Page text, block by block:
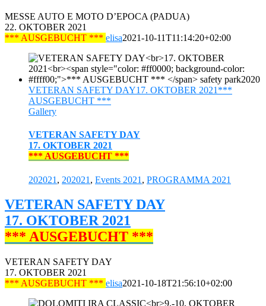
MESSE AUTO E MOTO D’EPOCA (PADUA)
22. OKTOBER 2021
*** AUSGEBUCHT *** elisa2021-10-11T11:14:20+02:00
VETERAN SAFETY DAY17. OKTOBER 2021***
AUSGEBUCHT ***
Gallery
VETERAN SAFETY DAY
17. OKTOBER 2021
*** AUSGEBUCHT ***
202021 , 202021 , Events 2021 , PROGRAMMA 2021
VETERAN SAFETY DAY
17. OKTOBER 2021
*** AUSGEBUCHT ***
VETERAN SAFETY DAY
17. OKTOBER 2021
*** AUSGEBUCHT *** elisa2021-10-18T21:56:10+02:00